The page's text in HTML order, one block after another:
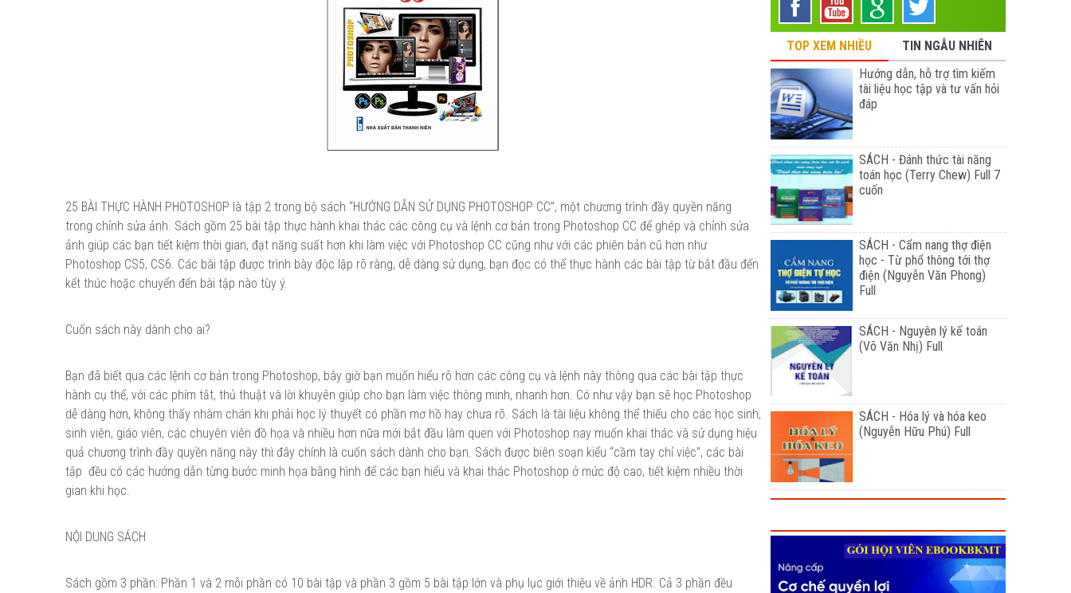
25 BÀI THỰC HÀNH PHOTOSHOP là tập 2 trong bộ sách “HƯỚNG DẪN SỬ DỤNG PHOTOSHOP CC”, một chương trình đầy quyền năng
trong chỉnh sửa ảnh. Sách gồm 25 bài tập thực hành khai thác các công cụ và lệnh cơ bản trong Photoshop CC để ghép và chỉnh sửa
ảnh giúp các bạn tiết kiệm thời gian, đạt năng suất hơn khi làm việc với Photoshop CC cũng như với các phiên bản cũ hơn như
Photoshop CS5, CS6. Các bài tập được trình bày độc lập rõ ràng, dễ dàng sử dụng, bạn đọc có thể thực hành các bài tập từ bắt đầu đến
kết thúc hoặc chuyển đến bài tập nào tùy ý.
Cuốn sách này dành cho ai?
Bạn đã biết qua các lệnh cơ bản trong Photoshop, bây giờ bạn muốn hiểu rõ hơn các công cụ và lệnh này thông qua các bài tập thực
hành cụ thể, với các phím tắt, thủ thuật và lời khuyên giúp cho bạn làm việc thông minh, nhanh hơn. Có như vậy bạn sẽ học Photoshop
dễ dàng hơn, không thấy nhàm chán khi phải học lý thuyết có phần mơ hồ hay chưa rõ. Sách là tài liệu không thể thiếu cho các học sinh,
sinh viên, giáo viên, các chuyên viên đồ họa và nhiều hơn nữa mới bắt đầu làm quen với Photoshop nay muốn khai thác và sử dụng hiệu
quả chương trình đầy quyền năng này thì đây chính là cuốn sách dành cho bạn. Sách được biên soạn kiểu “cầm tay chỉ việc”, các bài
tập đều có các hướng dẫn từng bước minh họa bằng hình để các bạn hiểu và khai thác Photoshop ở mức độ cao, tiết kiệm nhiều thời
gian khi học.
NỘI DUNG SÁCH
Sách gồm 3 phần: Phần 1 và 2 mỗi phần có 10 bài tập và phần 3 gồm 5 bài tập lớn và phụ lục giới thiệu về ảnh HDR. Cả 3 phần đều
TOP XEM NHIỀU
TIN NGẪU NHIÊN
Hướng dẫn, hỗ trợ tìm kiếm
tài liệu học tập và tư vấn hỏi
đáp
SÁCH - Đánh thức tài năng
toán học (Terry Chew) Full 7
cuốn
SÁCH - Cẩm nang thợ điện
học - Từ phổ thông tới thợ
điện (Nguyễn Văn Phong)
Full
SÁCH - Nguyên lý kế toán
(Võ Văn Nhị) Full
SÁCH - Hóa lý và hóa keo
(Nguyễn Hữu Phú) Full